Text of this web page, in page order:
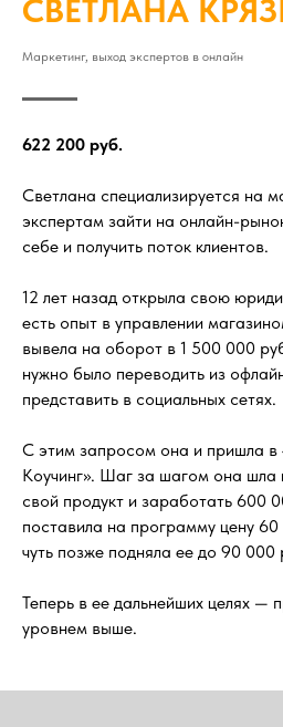
СВЕТЛАНА
Маркетинг, выход экспертов в онлайн
622 200 руб.
Светлана специализируется на
экспертам зайти на онлайн-
себе и получить поток клиентов.
12 лет назад открыла свою
есть опыт в управлении
вывела на оборот в 1 500 000
нужно было переводить из
представить в социальных сетях.
С этим запросом она и пришла в
Коучинг». Шаг за шагом она шла
свой продукт и заработать 600
поставила на программу цену
чуть позже подняла ее до 90 000
Теперь в ее дальнейших целях —
уровнем выше.